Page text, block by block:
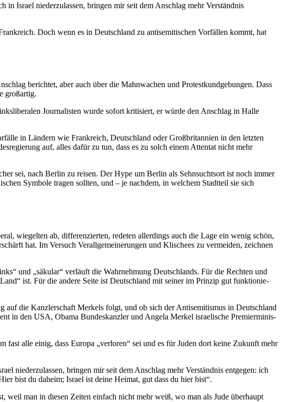
Israel nieder­zu­lassen, bringen mir seit dem Anschlag mehr Verständnis
Doch wenn es in Deutschland zu antise­mi­ti­schen Vorfällen kommt, hat
berichtet, aber auch über die Mahnwachen und Protest­kund­ge­bungen. Dass
großartig.
Journa­listen wurde sofort kriti­siert, er würde den Anschlag in Halle
in Ländern wie Frank­reich, Deutschland oder Großbri­tannien in den letzten
auf, alles dafür zu tun, dass es zu solch einem Attentat nicht mehr
sei, nach Berlin zu reisen. Der Hype um Berlin als Sehnsuchtsort ist noch immer
Symbole tragen sollten, und – je nachdem, in welchem Stadtteil sie sich
wiegelten ab, diffe­ren­zierten, redeten aller­dings auch die Lage ein wenig schön,
hat. Im Versuch Verall­ge­mei­ne­rungen und Klischees zu vermeiden, zeichnen
und „säkular“ verläuft die Wahrnehmung Deutsch­lands. Für die Rechten und
ist. Für die andere Seite ist Deutschland mit seiner im Prinzip gut funktio­nie­
die Kanzler­schaft Merkels folgt, und ob sich der Antise­mi­tismus in Deutschland
in den USA, Obama Bundes­kanzler und Angela Merkel israe­lische Premier­mi­nis­
alle einig, dass Europa „verloren“ sei und es für Juden dort keine Zukunft mehr
nieder­zu­lassen, bringen mir seit dem Anschlag mehr Verständnis entgegen: ich
bist du daheim; Israel ist deine Heimat, gut dass du hier bist“.
weil man in diesen Zeiten einfach nicht mehr weiß, wo man als Jude überhaupt